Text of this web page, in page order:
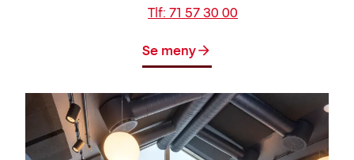
Tlf: 71 57 30 00
Se meny